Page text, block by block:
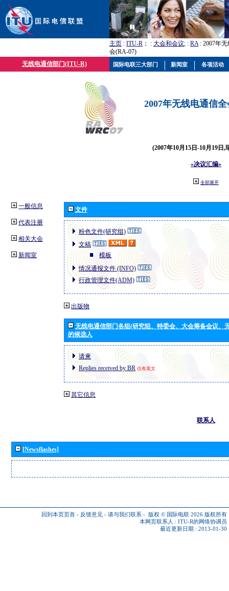
主页 : ITU-R ； : 大会和会议; : RA: 2007年
会(RA-07)
无线电通信部门(ITU-R)
2007年无线电通信
(2007年10月15日-10月19日,
«决议汇编»
全部展开
一般信息
代表注册
相关大会
新闻室
文件
粉色文件(研究组)
文稿
模板
情况通报文件 (INFO)
行政管理文件(ADM)
出版物
无线电通信部门各组(研究组、特委会、大会筹备会议、
的候选人
请柬
Replies received by BR 仅有英文
其它信息
联系人
[Newsflashes]
回到本页页首 - 反馈意见 - 请与我们联系 - 版权 © 国际电联 2026 版权所有
本网页联系人 : ITU-R的网络协调员
最近更新日期 : 2013-01-30
国际电联三大部门 新闻室 各项活动